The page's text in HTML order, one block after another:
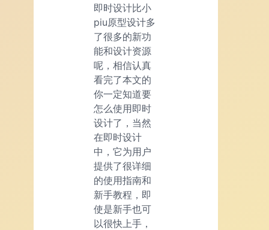
即时设计比小
piu原型设计多
了很多的新功
能和设计资源
呢，相信认真
看完了本文的
你一定知道要
怎么使用即时
设计了，当然
在即时设计
中，它为用户
提供了很详细
的使用指南和
新手教程，即
使是新手也可
以很快上手，